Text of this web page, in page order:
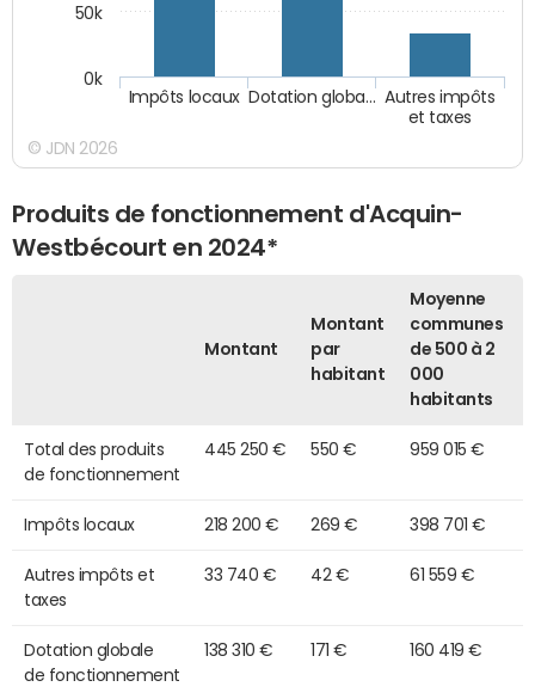
Autres impôts
et taxes
Dotation globa…
Impôts locaux
0k
50k
© JDN 2026
Produits de fonctionnement d'Acquin-
Westbécourt en 2024*
Montant
Montant
par
habitant
Moyenne
communes
de 500 à 2
000
habitants
Total des produits
de fonctionnement
445 250 € 550 € 959 015 €
Impôts locaux 218 200 € 269 € 398 701 €
Autres impôts et
taxes
33 740 € 42 € 61 559 €
Dotation globale
de fonctionnement
138 310 € 171 € 160 419 €